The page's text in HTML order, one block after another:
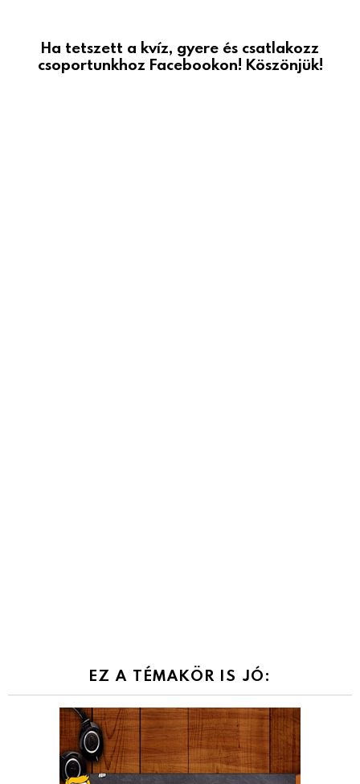
Ha tetszett a kvíz, gyere és csatlakozz
csoportunkhoz Facebookon! Köszönjük!
EZ A TÉMAKÖR IS JÓ: